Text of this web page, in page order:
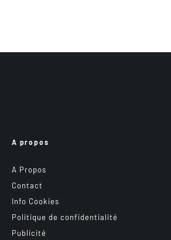
A propos
A Propos
Contact
Info Cookies
Politique de confidentialité
Publicité